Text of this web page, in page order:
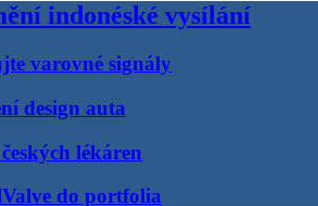
indonéské vysílání
varovné signály
design auta
lékáren
do portfolia